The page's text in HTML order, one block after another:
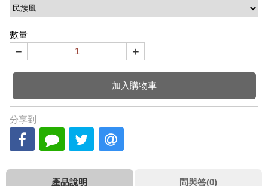
數量
− +
加入購物車
分享到
產品說明 問與答(0)